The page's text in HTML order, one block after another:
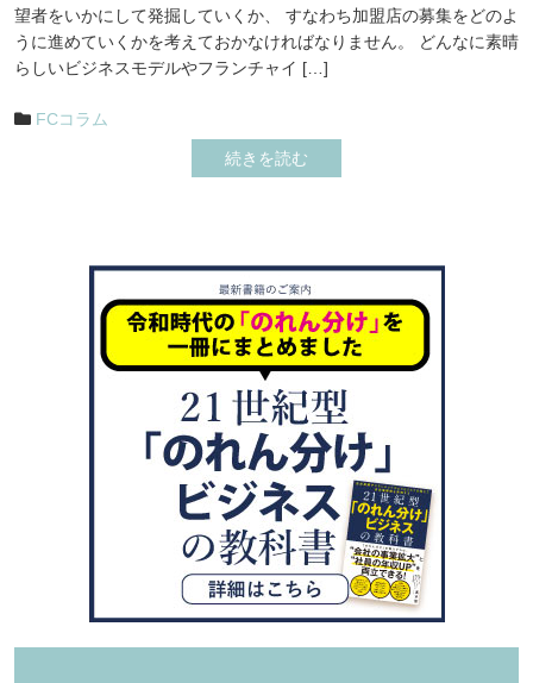
望者をいかにして発掘していくか、 すなわち加盟店の募集をどのよ
うに進めていくかを考えておかなければなりません。 どんなに素晴
らしいビジネスモデルやフランチャイ […]
FCコラム
続きを読む